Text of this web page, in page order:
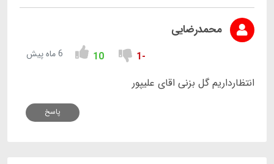
محمدرضایی
-1
10 6 ماه پیش
انتظارداریم گل بزنی اقای علیپور
پاسخ